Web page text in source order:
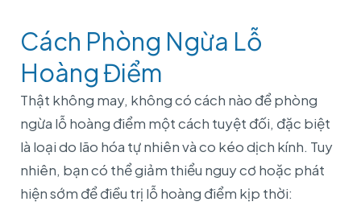
Cách Phòng Ngừa Lỗ
Hoàng Điểm
Thật không may, không có cách nào để phòng
ngừa lỗ hoàng điểm một cách tuyệt đối, đặc biệt
là loại do lão hóa tự nhiên và co kéo dịch kính. Tuy
nhiên, bạn có thể giảm thiểu nguy cơ hoặc phát
hiện sớm để điều trị lỗ hoàng điểm kịp thời: